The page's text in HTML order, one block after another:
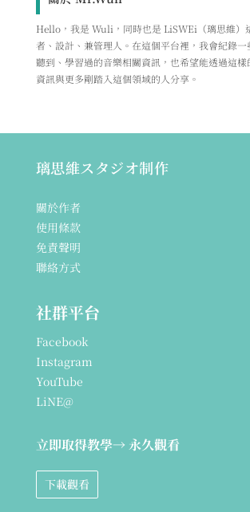
Hello，我是 Wuli，同時也是 LiSWEi（璃思維）
者、設計、兼管理人。在這個平台裡，我會紀錄一
聽到、學習過的音樂相關資訊，也希望能透過這樣
資訊與更多剛踏入這個領域的人分享。
璃思維スタジオ制作
關於作者
使用條款
免責聲明
聯絡方式
社群平台
Facebook
Instagram
YouTube
LiNE@
立即取得教學→ 永久觀看
下載觀看